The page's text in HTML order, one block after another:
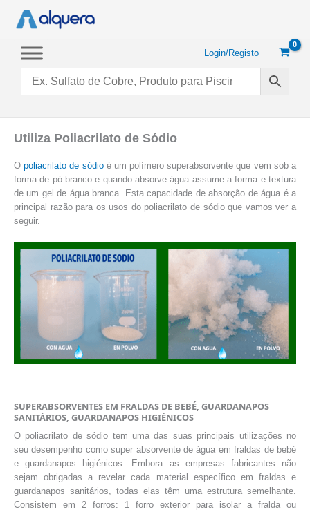
conteúdo
Login/Registo
Utiliza Poliacrilato de Sódio
Opoliacrilato de sódioé um polímero superabsorvente que vem sob a
forma de pó branco e quando absorve água assume a forma e textura
de um gel de água branca. Esta capacidade de absorção de água é a
principal razão para os usos do poliacrilato de sódio que vamos ver a
seguir.
SUPERABSORVENTES EM FRALDAS DE BEBÉ, GUARDANAPOS
SANITÁRIOS, GUARDANAPOS HIGIÉNICOS
O poliacrilato de sódio tem uma das suas principais utilizações no
seu desempenho como super absorvente de água em fraldas de bebé
e guardanapos higiénicos. Embora as empresas fabricantes não
sejam obrigadas a revelar cada material específico em fraldas e
guardanapos sanitários, todas elas têm uma estrutura semelhante.
Consistem em 2 forros: 1 forro exterior para isolar a fralda ou